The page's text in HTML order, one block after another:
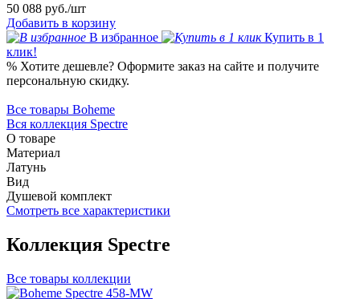
50 088 руб./шт
Добавить в корзину
В избранное
Купить в 1
клик!
% Хотите дешевле? Оформите заказ на сайте и получите
персональную скидку.
Все товары Boheme
Вся коллекция Spectre
О товаре
Материал
Латунь
Вид
Душевой комплект
Смотреть все характеристики
Коллекция Spectre
Все товары коллекции